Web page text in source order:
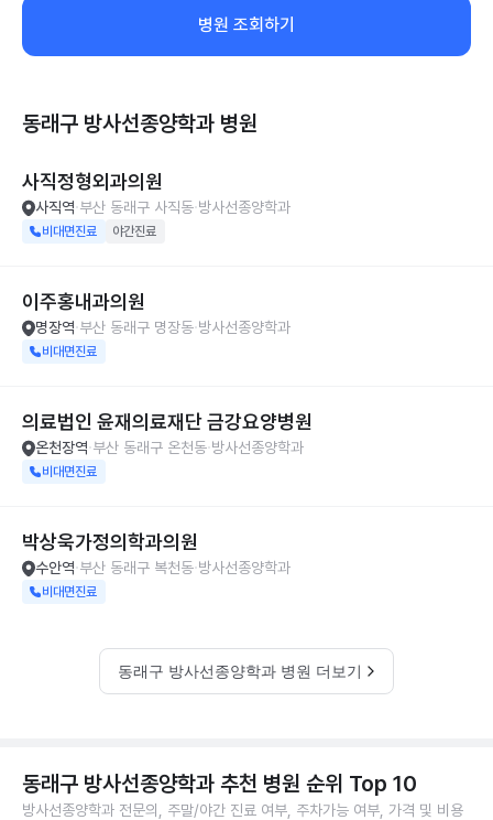
병원 조회하기
동래구 방사선종양학과 병원
사직정형외과의원
사직역 부산 동래구 사직동 방사선종양학과
비대면진료 야간진료
이주홍내과의원
명장역 부산 동래구 명장동 방사선종양학과
비대면진료
의료법인 윤재의료재단 금강요양병원
온천장역 부산 동래구 온천동 방사선종양학과
비대면진료
박상욱가정의학과의원
수안역 부산 동래구 복천동 방사선종양학과
비대면진료
동래구 방사선종양학과 병원 더보기
동래구 방사선종양학과 추천 병원 순위 Top 10
방사선종양학과 전문의, 주말/야간 진료 여부, 주차가능 여부, 가격 및 비용